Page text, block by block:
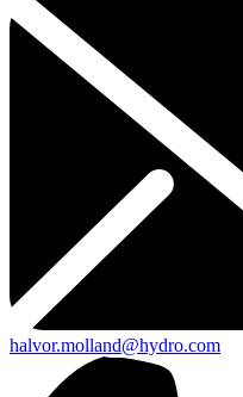
halvor.molland@hydro.com